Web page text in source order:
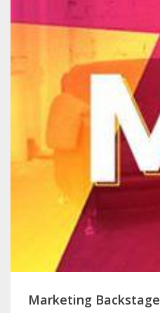
Marketing Backstage